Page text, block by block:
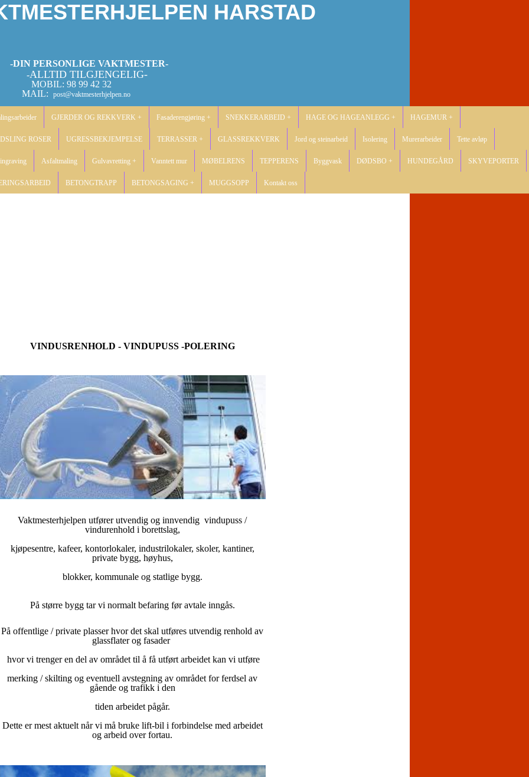
HARSTAD
-DIN PERSONLIGE VAKTMESTER-
-ALLTID TILGJENGELIG-
MOBIL: 98 99 42 32
MAIL:
post@vaktmesterhjelpen.no
GJERDER OG REKKVERK + Fasaderengjøring + SNEKKERARBEID + HAGE OG HAGEANLEGG + HAGEMUR +
ROSER UGRESSBEKJEMPELSE TERRASSER + GLASSREKKVERK Jord og steinarbeid Isolering Murerarbeider Tette avløp
Asfaltmaling Gulvavretting + Vanntett mur MØBELRENS TEPPERENS Byggvask DØDSBO + HUNDEGÅRD SKYVEPORTER
BETONGTRAPP BETONGSAGING + MUGGSOPP Kontakt oss
VINDUSRENHOLD - VINDUPUSS -POLERING
Vaktmesterhjelpen utfører utvendig og innvendig vindupuss /
vindurenhold i borettslag,
kjøpesentre, kafeer, kontorlokaler, industrilokaler, skoler, kantiner,
private bygg, høyhus,
blokker, kommunale og statlige bygg.
På større bygg tar vi normalt befaring før avtale inngås.
På offentlige / private plasser hvor det skal utføres utvendig renhold av
glassflater og fasader
hvor vi trenger en del av området til å få utført arbeidet kan vi utføre
merking / skilting og eventuell avstegning av området for ferdsel av
gående og trafikk i den
tiden arbeidet pågår.
Dette er mest aktuelt når vi må bruke lift-bil i forbindelse med arbeidet
og arbeid over fortau.